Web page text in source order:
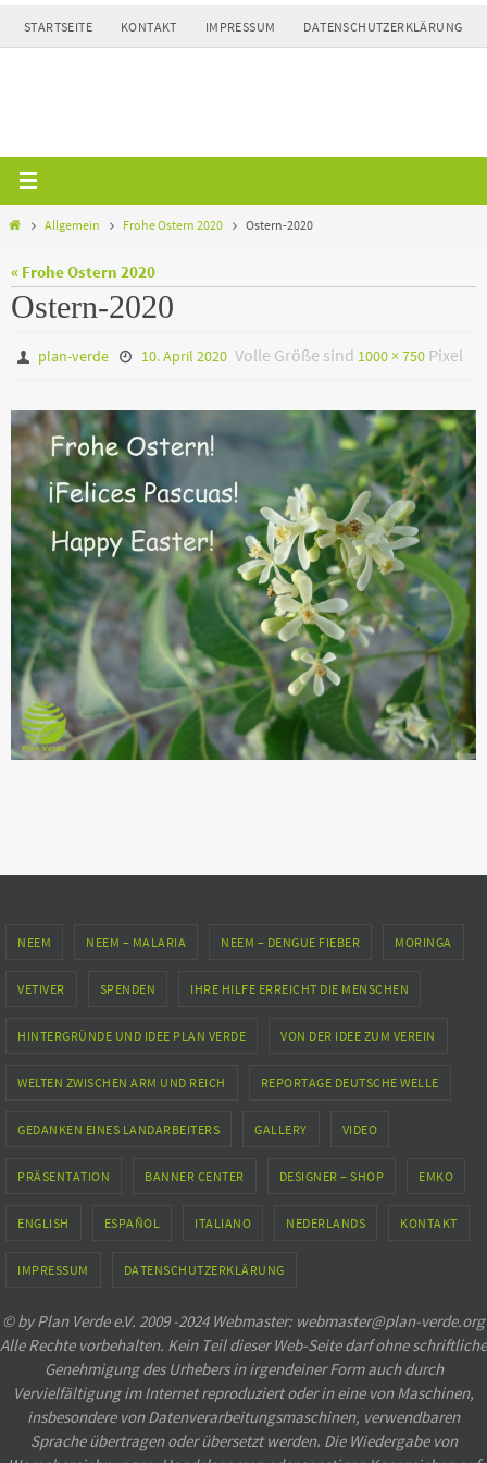
Zum
Inhalt
STARTSEITE KONTAKT IMPRESSUM DATENSCHUTZERKLÄRUNG
HomeAllgemein Frohe Ostern 2020 Ostern-2020
« Frohe Ostern 2020
Ostern-2020
plan-verde 10. April 2020 Volle Größe sind 1000 × 750Pixel
NEEM NEEM – MALARIA NEEM – DENGUE FIEBER MORINGA
VETIVER SPENDEN IHRE HILFE ERREICHT DIE MENSCHEN
HINTERGRÜNDE UND IDEE PLAN VERDE VON DER IDEE ZUM VEREIN
WELTEN ZWISCHEN ARM UND REICH REPORTAGE DEUTSCHE WELLE
GEDANKEN EINES LANDARBEITERS GALLERY VIDEO
PRÄSENTATION BANNER CENTER DESIGNER – SHOP EMKO
ENGLISH ESPAÑOL ITALIANO NEDERLANDS KONTAKT
IMPRESSUM DATENSCHUTZERKLÄRUNG
© by Plan Verde e.V. 2009 -2024 Webmaster: webmaster@plan-verde.org
Alle Rechte vorbehalten. Kein Teil dieser Web-Seite darf ohne schriftliche
Genehmigung des Urhebers in irgendeiner Form auch durch
Vervielfältigung im Internet reproduziert oder in eine von Maschinen,
insbesondere von Datenverarbeitungsmaschinen, verwendbaren
Sprache übertragen oder übersetzt werden. Die Wiedergabe von